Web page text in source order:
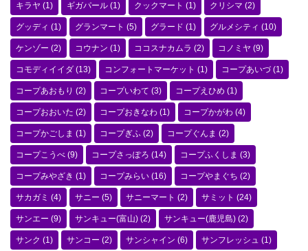
キラヤ (1) ギガパール (1) クックマート (1) クリシマ (2)
グッディ (1) グランマート (5) グラード (1) グルメシティ (10)
ケンゾー (2) コウナン (1) ココスナカムラ (2) コノミヤ (9)
コモディイイダ (13) コンフォートマーケット (1) コープあいづ(1)
コープあおもり (2) コープいわて (3) コープえひめ (1)
コープおおいた (2) コープおきなわ (1) コープかがわ (4)
コープかごしま (1) コープぎふ (2) コープぐんま (2)
コープこうべ (9) コープさっぽろ (14) コープふくしま (3)
コープみやざき (1) コープみらい (16) コープやまぐち (2)
サカガミ (4) サニー (5) サニーマート (2) サミット (24)
サンエー (9) サンキュー(富山) (2) サンキュー(鹿児島) (2)
サンク (1) サンコー (2) サンシャイン (6) サンフレッシュ (1)